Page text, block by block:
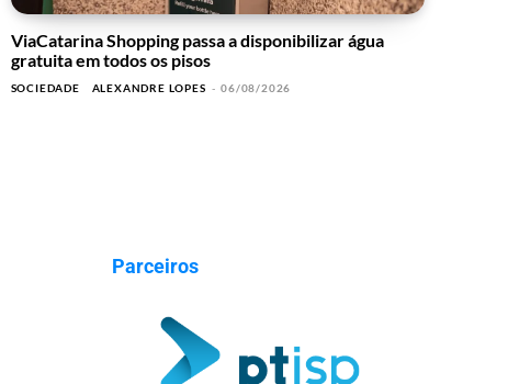
ViaCatarina Shopping passa a disponibilizar água
gratuita em todos os pisos
SOCIEDADE ALEXANDRE LOPES - 06/08/2026
Parceiros